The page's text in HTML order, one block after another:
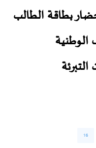
بطاقة الطالب
الوطنية
16